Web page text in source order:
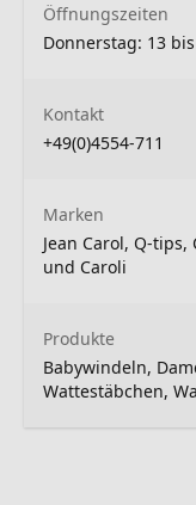
Öffnungszeiten
Donnerstag: 13
Kontakt
+49(0)4554-711
Marken
Jean Carol, Q-tips,
und Caroli
Produkte
Babywindeln,
Wattestäbchen,